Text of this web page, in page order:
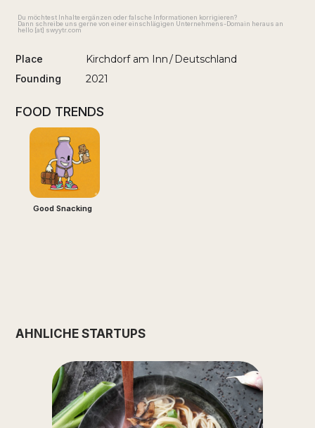
Du möchtest Inhalte ergänzen oder falsche Informationen korrigieren?
Dann schreibe uns gerne von einer einschlägigen Unternehmens-Domain heraus an
hello [at] swyytr.com
Place Kirchdorf am Inn/ Deutschland
Founding 2021
FOOD TRENDS
Good Snacking
ÄHNLICHE STARTUPS